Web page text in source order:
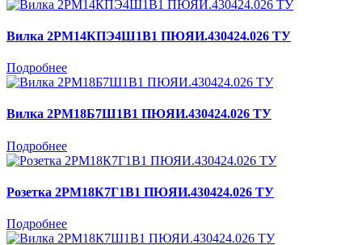
Вилка 2РМ14КПЭ4Ш1В1 ПЮЯИ.430424.026 ТУ
Подробнее
Вилка 2РМ18Б7Ш1В1 ПЮЯИ.430424.026 ТУ
Подробнее
Розетка 2РМ18К7Г1В1 ПЮЯИ.430424.026 ТУ
Подробнее